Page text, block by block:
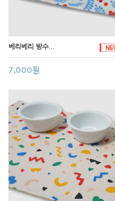
베리베리 방수...
7,000원